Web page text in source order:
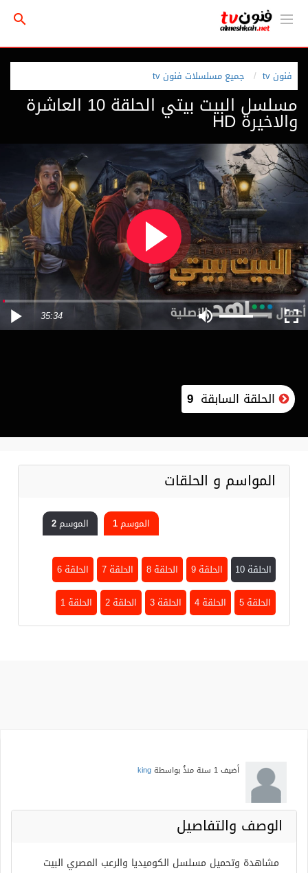
فنون tv جميع مسلسلات فنون tv
مسلسل البيت بيتي الحلقة 10 العاشرة
والاخيرة HD
35:34
الحلقة السابقة 9
المواسم و الحلقات
الموسم 1 الموسم 2
الحلقة 10 الحلقة 9 الحلقة 8 الحلقة 7
الحلقة 6
الحلقة 5
الحلقة 4 الحلقة 3 الحلقة 2 الحلقة 1
أضيف1 سنة منذُ بواسطةking
الوصف والتفاصيل
مشاهدة وتحميل مسلسل الكوميديا والرعب المصري البيت